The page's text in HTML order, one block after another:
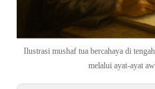
Ilustrasi mushaf tua bercahaya di
melalui ayat-ayat